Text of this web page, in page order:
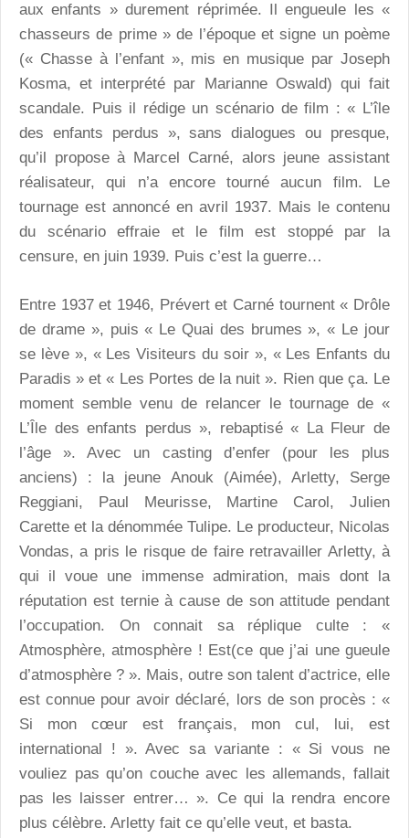
aux enfants » durement réprimée. Il engueule les «
chasseurs de prime » de l’époque et signe un poème
(« Chasse à l’enfant », mis en musique par Joseph
Kosma, et interprété par Marianne Oswald) qui fait
scandale. Puis il rédige un scénario de film : « L’île
des enfants perdus », sans dialogues ou presque,
qu’il propose à Marcel Carné, alors jeune assistant
réalisateur, qui n’a encore tourné aucun film. Le
tournage est annoncé en avril 1937. Mais le contenu
du scénario effraie et le film est stoppé par la
censure, en juin 1939. Puis c’est la guerre…
Entre 1937 et 1946, Prévert et Carné tournent « Drôle
de drame », puis « Le Quai des brumes », « Le jour
se lève », « Les Visiteurs du soir », « Les Enfants du
Paradis » et « Les Portes de la nuit ». Rien que ça. Le
moment semble venu de relancer le tournage de «
L’Île des enfants perdus », rebaptisé « La Fleur de
l’âge ». Avec un casting d’enfer (pour les plus
anciens) : la jeune Anouk (Aimée), Arletty, Serge
Reggiani, Paul Meurisse, Martine Carol, Julien
Carette et la dénommée Tulipe. Le producteur, Nicolas
Vondas, a pris le risque de faire retravailler Arletty, à
qui il voue une immense admiration, mais dont la
réputation est ternie à cause de son attitude pendant
l’occupation. On connait sa réplique culte : «
Atmosphère, atmosphère ! Est(ce que j’ai une gueule
d’atmosphère ? ». Mais, outre son talent d’actrice, elle
est connue pour avoir déclaré, lors de son procès : «
Si mon cœur est français, mon cul, lui, est
international ! ». Avec sa variante : « Si vous ne
vouliez pas qu’on couche avec les allemands, fallait
pas les laisser entrer… ». Ce qui la rendra encore
plus célèbre. Arletty fait ce qu’elle veut, et basta.